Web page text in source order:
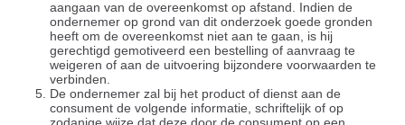
aangaan van de overeenkomst op afstand. Indien de
ondernemer op grond van dit onderzoek goede gronden
heeft om de overeenkomst niet aan te gaan, is hij
gerechtigd gemotiveerd een bestelling of aanvraag te
weigeren of aan de uitvoering bijzondere voorwaarden te
verbinden.
De ondernemer zal bij het product of dienst aan de
consument de volgende informatie, schriftelijk of op